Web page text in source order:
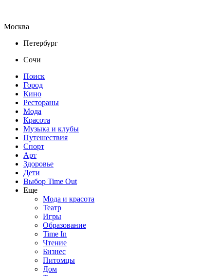
Москва
Петербург
Сочи
Поиск
Город
Кино
Рестораны
Мода
Красота
Музыка и клубы
Путешествия
Спорт
Арт
Здоровье
Дети
Выбор Time Out
Еще
Мода и красота
Театр
Игры
Образование
Time In
Чтение
Бизнес
Питомцы
Дом